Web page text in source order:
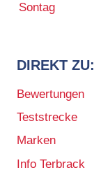
Sontag
DIREKT ZU:
Bewertungen
Teststrecke
Marken
Info Terbrack